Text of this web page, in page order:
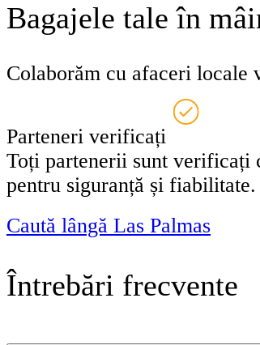
Bagajele tale în
Colaborăm cu afaceri locale
Parteneri verificați
Toți partenerii sunt verificați
pentru siguranță și fiabilitate.
Caută lângă Las Palmas
Întrebări frecvente